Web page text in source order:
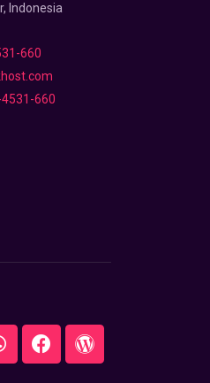
Indonesia
660
660